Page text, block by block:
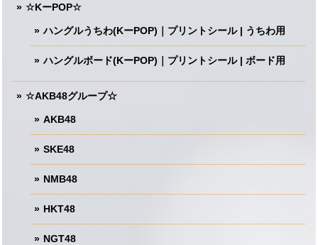
☆KーPOP☆
ハングルうちわ(KーPOP)｜プリントシール | うちわ用
ハングルボード(KーPOP)｜プリントシール | ボード用
☆AKB48グループ☆
AKB48
SKE48
NMB48
HKT48
NGT48